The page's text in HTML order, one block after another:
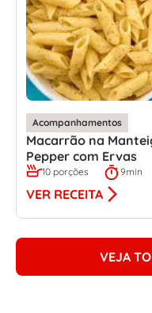
Acompanhamentos
Macarrão na
Pepper com Ervas
10 porções 9min
VER RECEITA
VEJA